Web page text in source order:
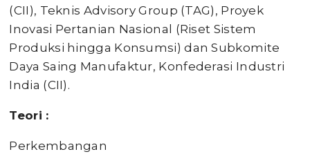
(CII), Teknis Advisory Group (TAG), Proyek
Inovasi Pertanian Nasional (Riset Sistem
Produksi hingga Konsumsi) dan Subkomite
Daya Saing Manufaktur, Konfederasi Industri
India (CII).
Teori :
Perkembangan